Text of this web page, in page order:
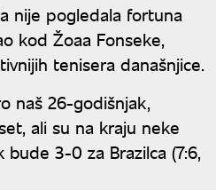
nije pogledala fortuna
kod Žoaa Fonseke,
tenisera današnjice.
naš 26-godišnjak,
ali su na kraju neke
3-0 za Brazilca (7:6,